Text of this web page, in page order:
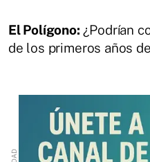
El Polígono: ¿Podrían
de los primeros años